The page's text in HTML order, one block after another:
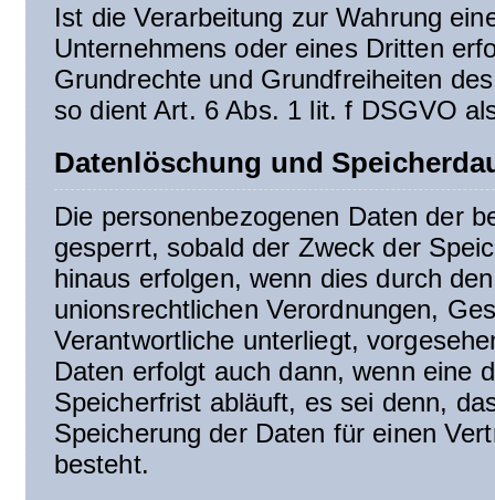
Ist die Verarbeitung zur Wahrung
Unternehmens oder eines Dritten
Grundrechte und Grundfreiheiten
so dient Art. 6 Abs. 1 lit. f DSGVO
Datenlöschung und
Die personenbezogenen Daten der
gesperrt, sobald der Zweck der
hinaus erfolgen, wenn dies durch
unionsrechtlichen Verordnungen,
Verantwortliche unterliegt,
Daten erfolgt auch dann, wenn eine
Speicherfrist abläuft, es sei denn,
Speicherung der Daten für einen
besteht.